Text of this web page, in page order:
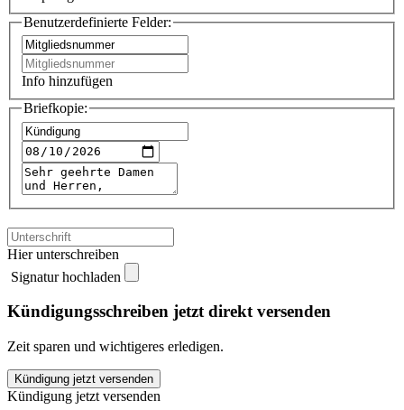
Benutzerdefinierte Felder:
Info hinzufügen
Briefkopie:
Hier unterschreiben
Signatur hochladen
Kündigungsschreiben jetzt direkt versenden
Zeit sparen und wichtigeres erledigen.
Unia
kündigen
Kündigung jetzt versenden
Kündigung jetzt versenden